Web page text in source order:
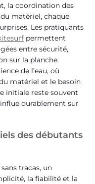
la coordination des
matériel, chaque
Les pratiquants
permettent
entre sécurité,
sur la planche.
de l’eau, où
matériel et le besoin
initiale reste souvent
durablement sur
des débutants
tracas, un
la fiabilité et la